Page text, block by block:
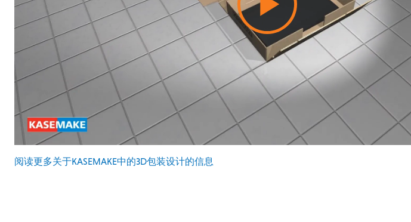
阅读更多关于KASEMAKE中的3D包装设计的信息